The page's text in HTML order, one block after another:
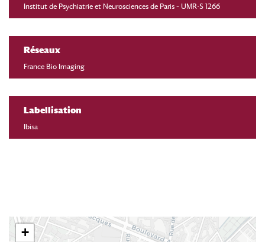
Institut de Psychiatrie et Neurosciences de Paris – UMR-S 1266
Réseaux
France Bio Imaging
Labellisation
Ibisa
+